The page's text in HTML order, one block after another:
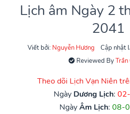
Lịch âm Ngày 2
2041
Viết bởi: Nguyễn Hương
Cập nhật
Reviewed ByTrần
Theo dõi Lịch Vạn Niên
Ngày Dương Lịch:
NgàyÂm Lịch: 08-